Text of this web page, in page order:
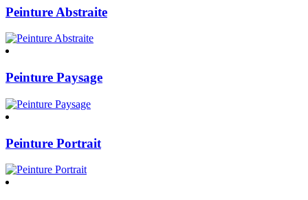
Peinture Abstraite
Peinture Paysage
Peinture Portrait